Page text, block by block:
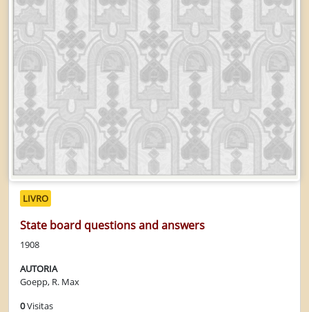
LIVRO
State board questions and answers
1908
AUTORIA
Goepp, R. Max
0Visitas